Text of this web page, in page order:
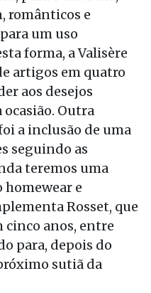
românticos e
um uso
forma, a Valisère
artigos em quatro
aos desejos
Outra
a inclusão de uma
seguindo as
teremos uma
homewear e
Rosset, que
cinco anos, entre
para, depois do
sutiã da